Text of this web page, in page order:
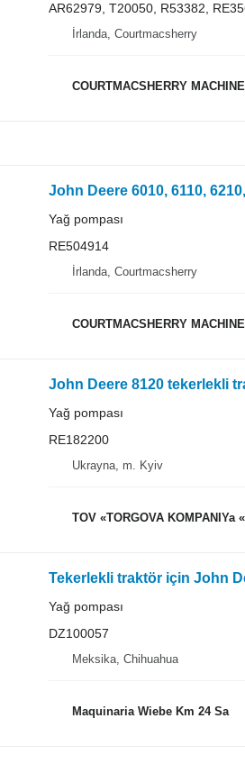
AR62979, T20050, R53382,
İrlanda, Courtmacsherry
COURTMACSHERRY
Yağ pompası
RE504914
İrlanda, Courtmacsherry
COURTMACSHERRY
John Deere 8120 tekerlekli
Yağ pompası
RE182200
Ukrayna, m. Kyiv
TOV «TORGOVA KOMPANIYa
Tekerlekli traktör için John
Yağ pompası
DZ100057
Meksika, Chihuahua
Maquinaria Wiebe Km 24 Sa